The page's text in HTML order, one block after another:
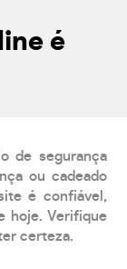
é
de segurança
ou cadeado
é confiável,
hoje. Verifique
certeza.